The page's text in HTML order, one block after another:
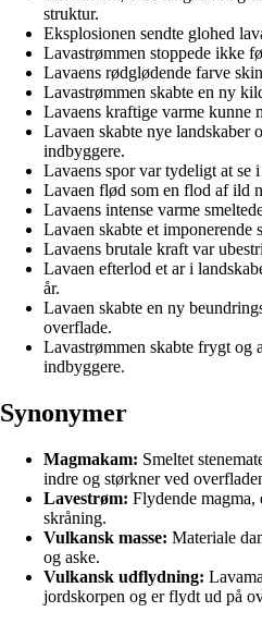
struktur.
Eksplosionen sendte glohed
Lavastrømmen stoppede ikke
Lavaens rødglødende farve
Lavastrømmen skabte en ny
Lavaens kraftige varme kunne
Lavaen skabte nye
indbyggere.
Lavaens spor var tydeligt at se
Lavaen flød som en flod af ild
Lavaens intense varme
Lavaen skabte et imponerende
Lavaens brutale kraft var
Lavaen efterlod et ar i
år.
Lavaen skabte en ny
overflade.
Lavastrømmen skabte frygt og
indbyggere.
Synonymer
Magmakam: Smeltet
indre og størkner ved
Lavestrøm: Flydende magma,
skråning.
Vulkansk masse: Materiale
og aske.
Vulkansk udflydning:
jordskorpen og er flydt ud på